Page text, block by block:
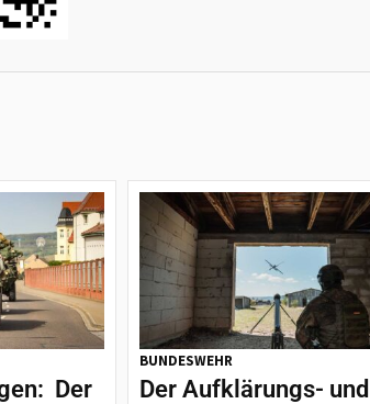
Der
BUNDESWEHR
Der Aufklärungs- und